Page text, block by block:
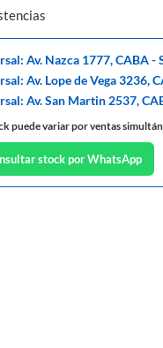
Av. Nazca 1777, CABA -
Av. Lope de Vega 3236,
Av. San Martin 2537,
puede variar por ventas
stock por WhatsApp